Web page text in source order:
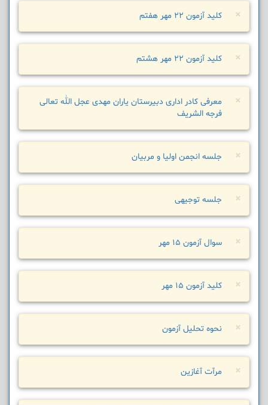
× کلید آزمون 22 مهر هفتم
× کلید آزمون 22 مهر هشتم
×
معرفی کادر اداری دبیرستان یاران مهدی عجل الله تعالی
فرجه الشریف
× جلسه انجمن اولیا و مربیان
× جلسه توجیهی
× سوال آزمون 15 مهر
× کلید آزمون 15 مهر
× نحوه تحلیل آزمون
× مرآت آغازین